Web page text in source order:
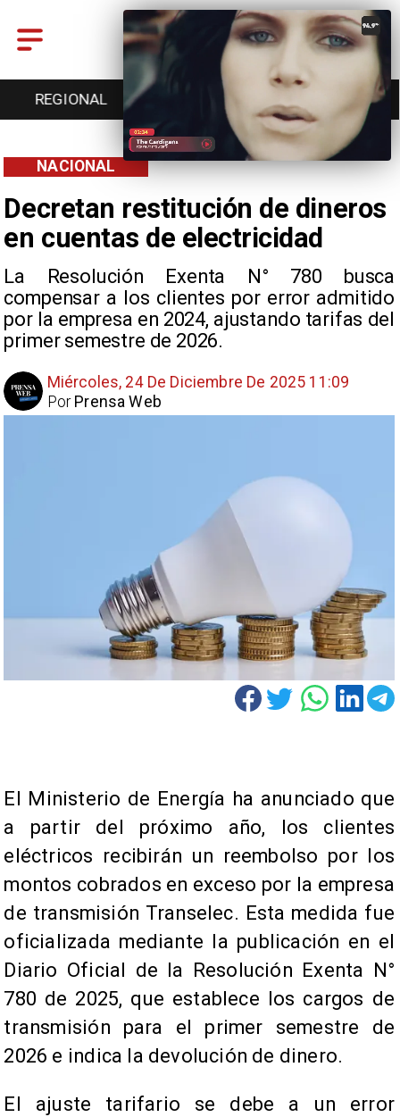
ENTRETENCIÓN DEPORTES
Decretan restitución de dineros
en cuentas de electricidad
La Resolución Exenta N° 780 busca
compensar a los clientes por error admitido
por la empresa en 2024, ajustando tarifas del
primer semestre de 2026.
NACIONAL
Miércoles, 24 De Diciembre De 2025 11:09
Prensa Web
Por
El Ministerio de Energía ha anunciado que
a partir del próximo año, los clientes
eléctricos recibirán un reembolso por los
montos cobrados en exceso por la empresa
de transmisión Transelec. Esta medida fue
oficializada mediante la publicación en el
Diario Oficial de la Resolución Exenta N°
780 de 2025, que establece los cargos de
transmisión para el primer semestre de
2026 e indica la devolución de dinero.
El ajuste tarifario se debe a un error